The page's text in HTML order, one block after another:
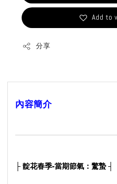
Add to
分享
內容簡介
├靛花春季-當期節氣：驚蟄 ┤